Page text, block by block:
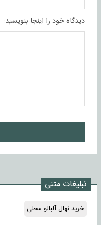
دیدگاه خود را اینجا بنویسید:
تبلیغات متنی
خرید نهال آلبالو محلی